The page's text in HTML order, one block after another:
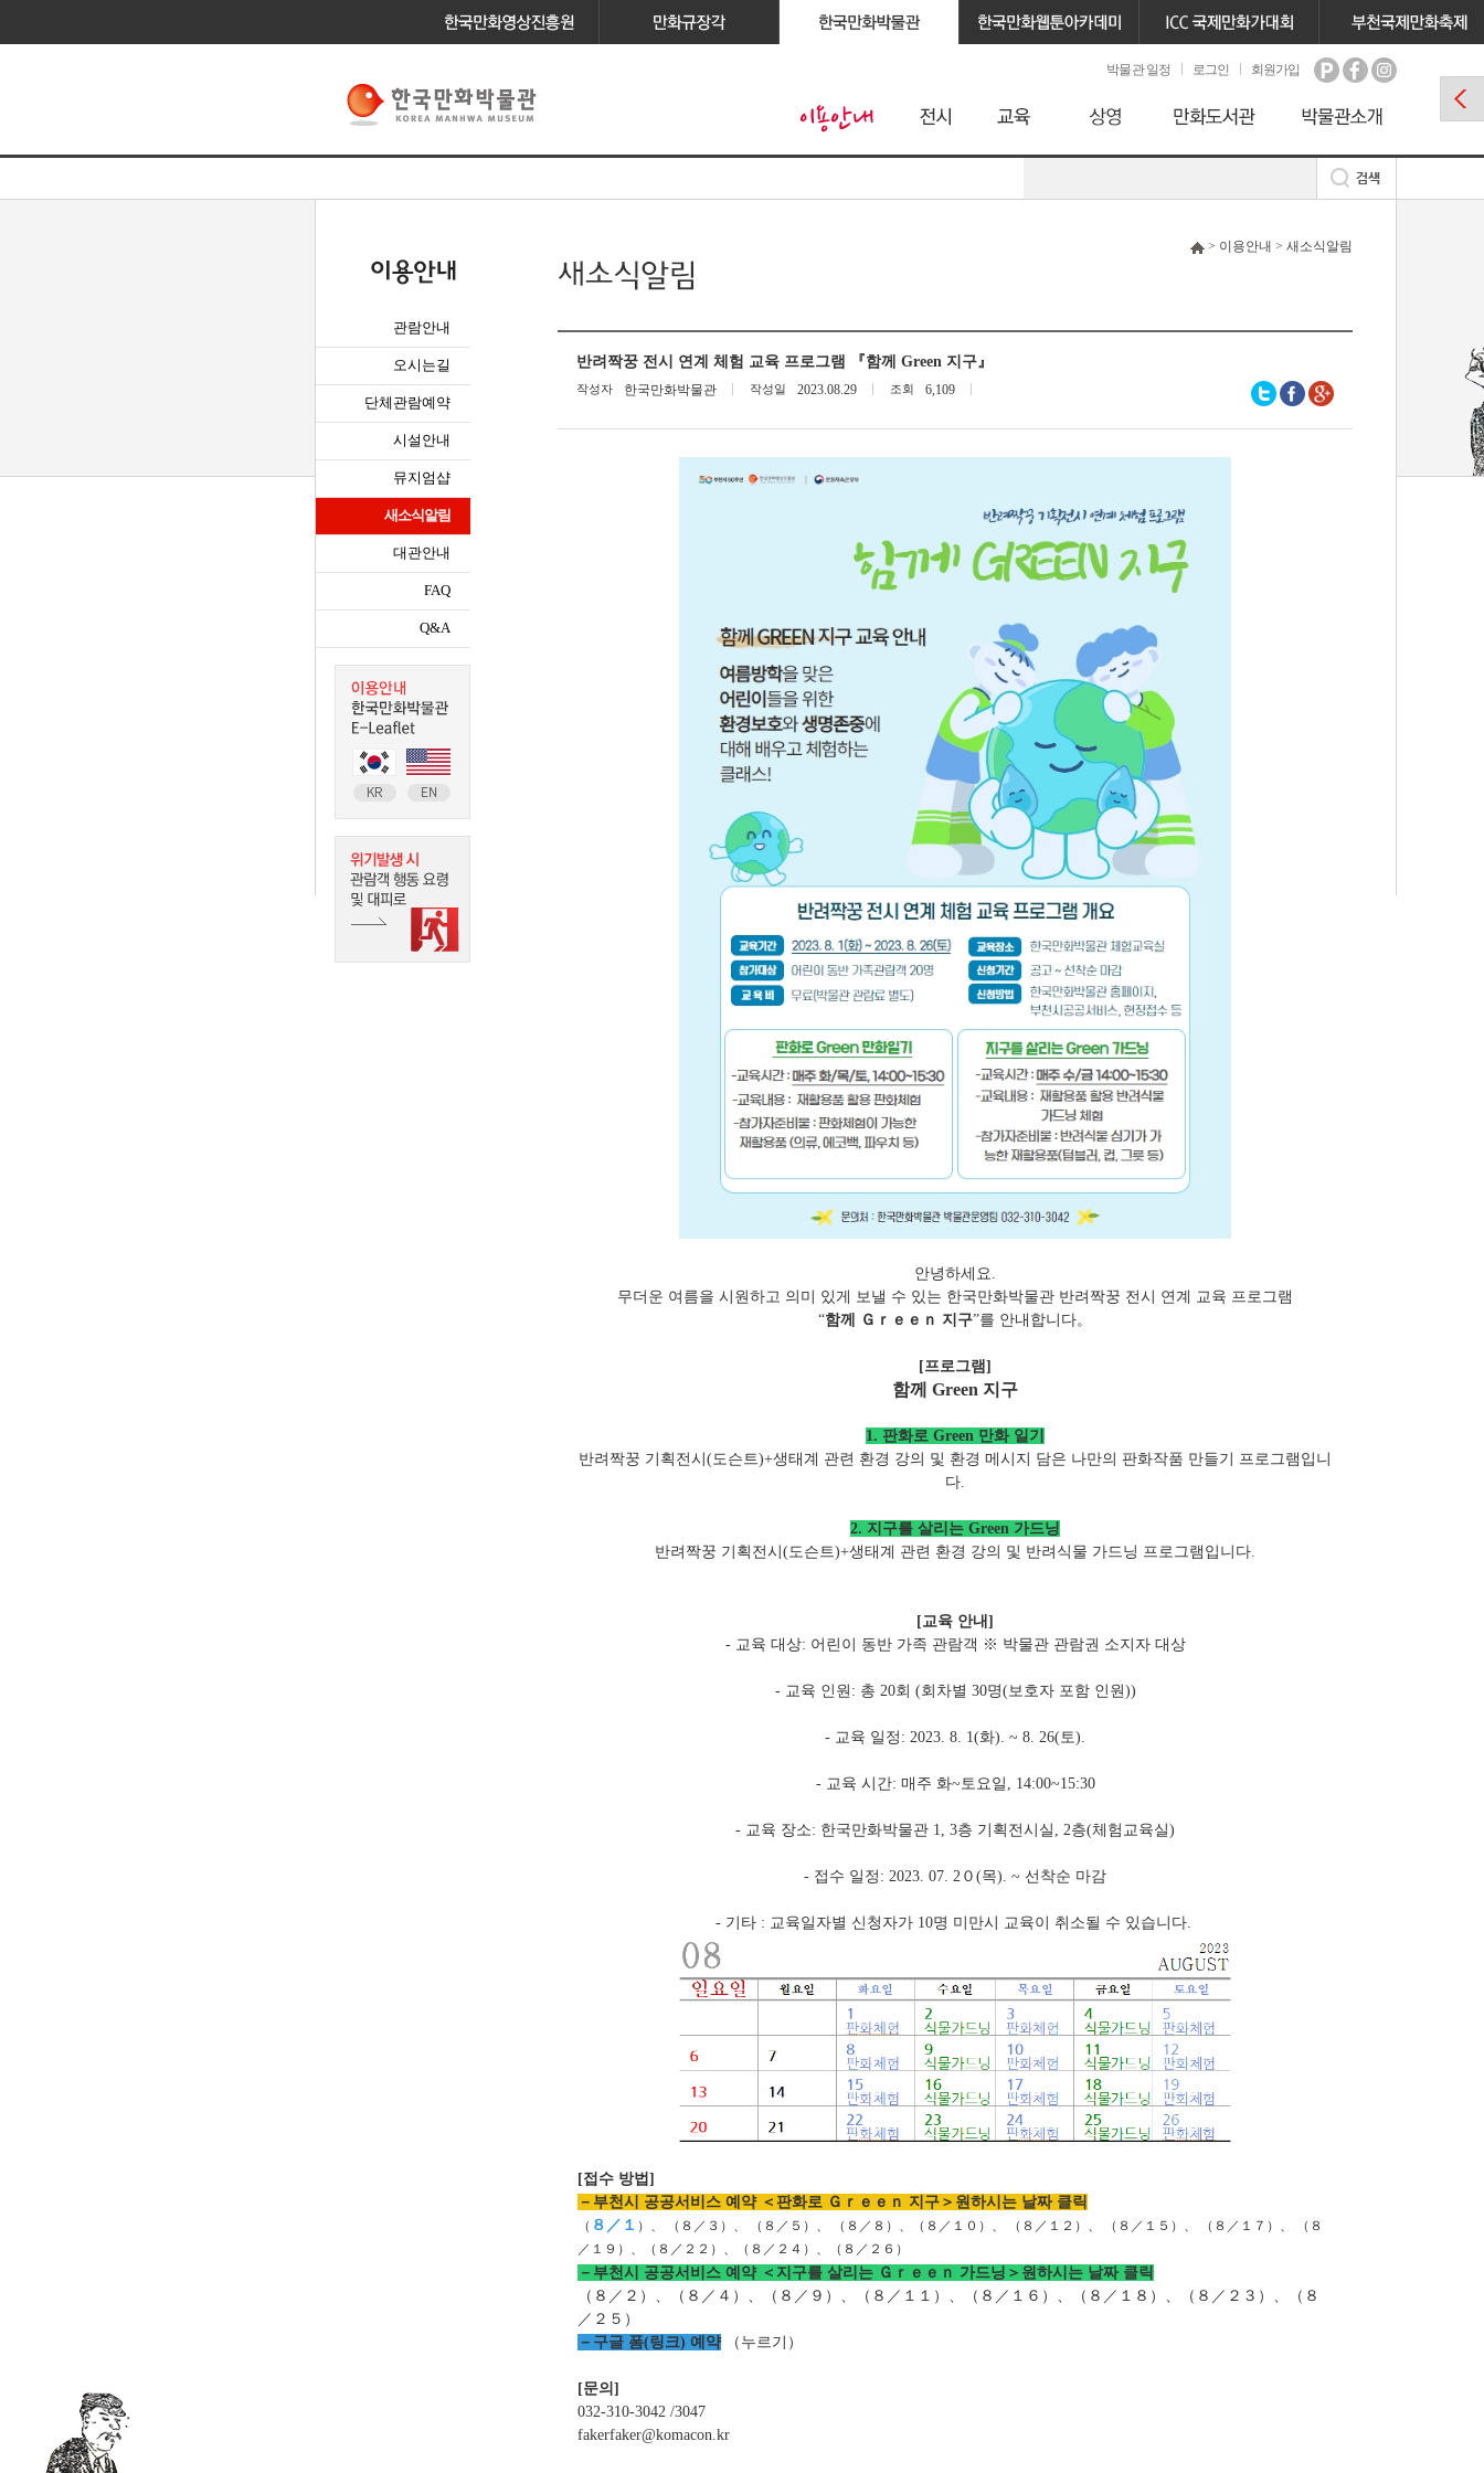
박물관 일정 로그인 회원가입
관람안내
오시는길
단체관람예약
시설안내
뮤지엄샵
새소식알림
대관안내
FAQ
Q&A
> 이용안내 > 새소식알림
반려짝꿍 전시 연계 체험 교육 프로그램 『함께 Green 지구』
작성자 한국만화박물관 작성일 2023.08.29 조회 6,109
안녕하세요.
무더운 여름을 시원하고 의미 있게 보낼 수 있는 한국만화박물관 반려짝꿍 전시 연계 교육 프로그램
“함께 Ｇｒｅｅｎ 지구”를 안내합니다。
[프로그램]
함께 Green 지구
1. 판화로 Green 만화 일기
반려짝꿍 기획전시(도슨트)+생태계 관련 환경 강의 및 환경 메시지 담은 나만의 판화작품 만들기 프로그램입니
다.
2. 지구를 살리는 Green 가드닝
반려짝꿍 기획전시(도슨트)+생태계 관련 환경 강의 및 반려식물 가드닝 프로그램입니다.
[교육 안내]
- 교육 대상: 어린이 동반 가족 관람객 ※ 박물관 관람권 소지자 대상
- 교육 인원: 총 20회 (회차별 30명(보호자 포함 인원))
- 교육 일정: 2023. 8. 1(화). ~ 8. 26(토).
- 교육 시간: 매주 화~토요일, 14:00~15:30
- 교육 장소: 한국만화박물관 1, 3층 기획전시실, 2층(체험교육실)
- 접수 일정: 2023. 07. 2０(목). ~ 선착순 마감
- 기타 : 교육일자별 신청자가 10명 미만시 교육이 취소될 수 있습니다.
[접수 방법 ]
－부천시 공공서비스 예약 ＜판화로 Ｇｒｅｅｎ 지구＞원하시는 날짜 클릭
（ ８／１ ）、 （ ８／３ ）、 （ ８／５ ）、 （ ８／８ ）、（ ８／１０ ）、 （８／１２ ）、 （ ８／１５ ）、 （ ８／１７ ）、 （ ８
／１９ ）、（ ８／２２ ）、（ ８／２４ ）、（ ８／２６ ）
－부천시 공공서비스 예약 ＜지구를 살리는 Ｇｒｅｅｎ 가드닝＞원하시는 날짜 클릭
（ ８／２ ）、（ ８／４ ）、 （８／９） 、（ ８／１１ ）、（ ８／１６ ）、（ ８／１８ ）、（ ８／２３ ）、（ ８
／２５ ）
－구글 폼(링크) 예약（누르기）
[문의 ]
032-310-3042 /3047
fakerfaker@komacon.kr